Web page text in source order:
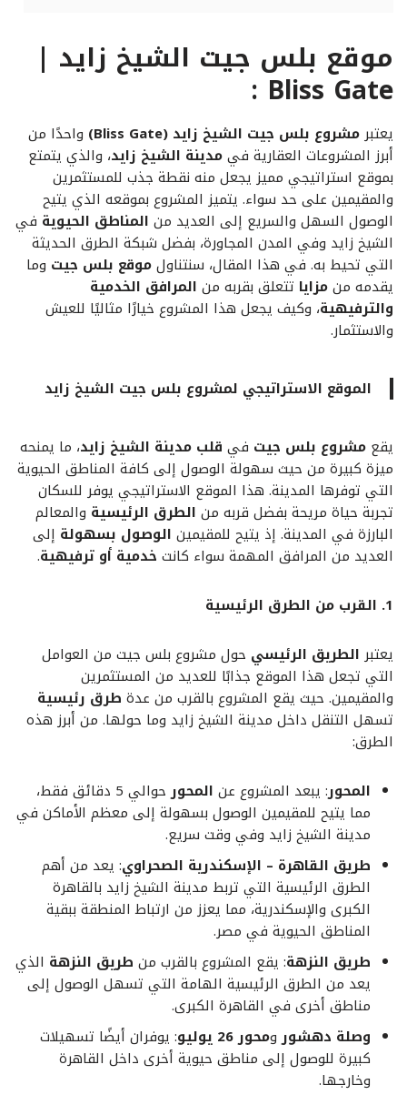
موقع بلس جيت الشيخ زايد |
Bliss Gate :
يعتبرمشروع بلس جيت الشيخ زايد (Bliss Gate)
واحدًا من
أبرز المشروعات العقارية فيمدينة الشيخ زايد، والذي يتمتع
بموقع استراتيجي مميز يجعل منه نقطة جذب للمستثمرين
والمقيمين على حد سواء. يتميز المشروع بموقعه الذي يتيح
الوصول السهل والسريع إلى العديد من المناطق الحيوية في
الشيخ زايد وفي المدن المجاورة، بفضل شبكة الطرق الحديثة
التي تحيط به. في هذا المقال، سنتناولموقع بلس جيت وما
يقدمه منمزايا تتعلق بقربه من المرافق الخدمية
والترفيهية، وكيف يجعل هذا المشروع خيارًا مثاليًا للعيش
والاستثمار.
الموقع الاستراتيجي لمشروع بلس جيت الشيخ زايد
يقع مشروع بلس جيت في قلب مدينة الشيخ زايد، ما يمنحه
ميزة كبيرة من حيث سهولة الوصول إلى كافة المناطق الحيوية
التي توفرها المدينة. هذا الموقع الاستراتيجي يوفر للسكان
تجربة حياة مريحة بفضل قربه من الطرق الرئيسية والمعالم
البارزة في المدينة. إذ يتيح للمقيمين الوصول بسهولة إلى
العديد من المرافق المهمة سواء كانت خدمية أو ترفيهية.
1. القرب من الطرق الرئيسية
يعتبر الطريق الرئيسي حول مشروع بلس جيت من العوامل
التي تجعل هذا الموقع جذابًا للعديد من المستثمرين
والمقيمين. حيث يقع المشروع بالقرب من عدة طرق رئيسية
تسهل التنقل داخل مدينة الشيخ زايد وما حولها. من أبرز هذه
الطرق:
المحور: يبعد المشروع عن المحور
حوالي 5 دقائق فقط،
مما يتيح للمقيمين الوصول بسهولة إلى معظم الأماكن في
مدينة الشيخ زايد وفي وقت سريع.
طريق القاهرة – الإسكندرية الصحراوي: يعد من أهم
الطرق الرئيسية التي تربط مدينة الشيخ زايد بالقاهرة
الكبرى والإسكندرية، مما يعزز من ارتباط المنطقة ببقية
المناطق الحيوية في مصر.
طريق النزهة: يقع المشروع بالقرب من طريق النزهة الذي
يعد من الطرق الرئيسية الهامة التي تسهل الوصول إلى
مناطق أخرى في القاهرة الكبرى.
وصلة دهشورومحور 26 يوليو
: يوفران أيضًا تسهيلات
كبيرة للوصول إلى مناطق حيوية أخرى داخل القاهرة
وخارجها.